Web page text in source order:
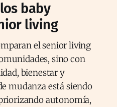
baby
living
el senior living
sino con
bienestar y
mudanza está siendo
autonomía,